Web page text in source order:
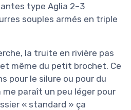
type Aglia 2–3
souples armés en triple
la truite en rivière pas
même du petit brochet. Ce
pour le silure ou pour du
paraît un peu léger pour
« standard » ça